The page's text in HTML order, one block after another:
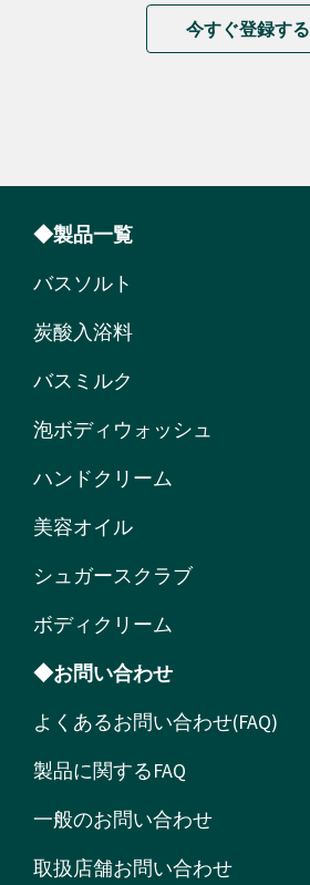
今すぐ登録する
◆製品一覧
バスソルト
炭酸入浴料
バスミルク
泡ボディウォッシュ
ハンドクリーム
美容オイル
シュガースクラブ
ボディクリーム
◆お問い合わせ
よくあるお問い合わせ(FAQ)
製品に関するFAQ
一般のお問い合わせ
取扱店舗お問い合わせ